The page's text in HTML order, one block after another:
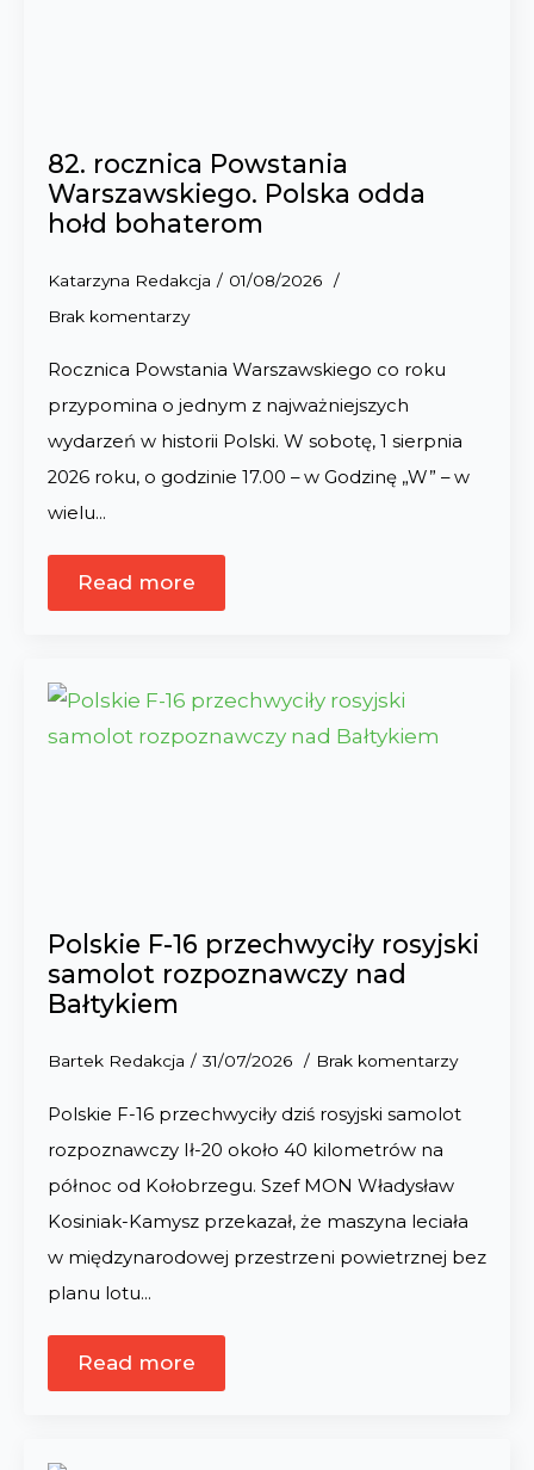
82. rocznica Powstania
Warszawskiego. Polska odda
hołd bohaterom
Katarzyna Redakcja
01/08/2026
Brak komentarzy
Rocznica Powstania Warszawskiego co roku
przypomina o jednym z najważniejszych
wydarzeń w historii Polski. W sobotę, 1 sierpnia
2026 roku, o godzinie 17.00 – w Godzinę „W” – w
wielu…
Read more
Polskie F-16 przechwyciły rosyjski
samolot rozpoznawczy nad
Bałtykiem
Bartek Redakcja 31/07/2026 Brak komentarzy
Polskie F-16 przechwyciły dziś rosyjski samolot
rozpoznawczy Ił-20 około 40 kilometrów na
północ od Kołobrzegu. Szef MON Władysław
Kosiniak-Kamysz przekazał, że maszyna leciała
w międzynarodowej przestrzeni powietrznej bez
planu lotu…
Read more